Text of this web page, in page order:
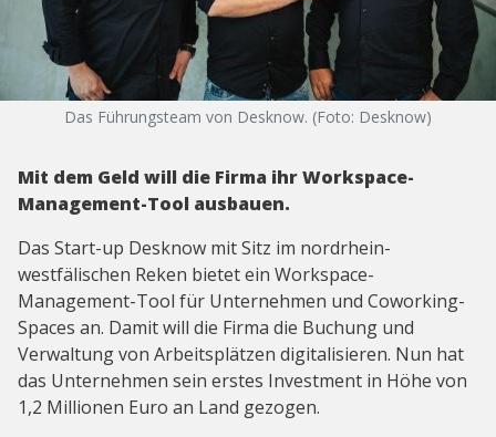
Das Führungsteam von Desknow. (Foto: Desknow)
Mit dem Geld will die Firma ihr Workspace-
Management-Tool ausbauen.
Das Start-up Desknow mit Sitz im nordrhein-
westfälischen Reken bietet ein Workspace-
Management-Tool für Unternehmen und Coworking-
Spaces an. Damit will die Firma die Buchung und
Verwaltung von Arbeitsplätzen digitalisieren. Nun hat
das Unternehmen sein erstes Investment in Höhe von
1,2 Millionen Euro an Land gezogen.